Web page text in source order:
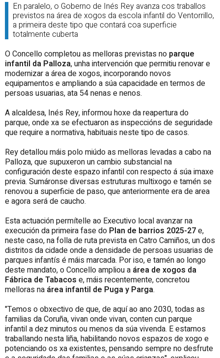
En paralelo, o Goberno de Inés Rey avanza cos traballos
previstos na área de xogos da escola infantil do Ventorrillo,
a primeira deste tipo que contará coa superficie
totalmente cuberta
O Concello completou as melloras previstas no parque
infantil da Palloza, unha intervención que permitiu renovar e
modernizar a área de xogos, incorporando novos
equipamentos e ampliando a súa capacidade en termos de
persoas usuarias, ata 54 nenas e nenos.
A alcaldesa, Inés Rey, informou hoxe da reapertura do
parque, onde xa se efectuaron as inspeccións de seguridade
que require a normativa, habituais neste tipo de casos.
Rey detallou máis polo miúdo as melloras levadas a cabo na
Palloza, que supuxeron un cambio substancial na
configuración deste espazo infantil con respecto á súa imaxe
previa. Sumáronse diversas estruturas multixogo e tamén se
renovou a superficie de paso, que anteriormente era de area
e agora será de caucho.
Esta actuación permítelle ao Executivo local avanzar na
execución da primeira fase do Plan de barrios 2025-27e,
neste caso, na folla de ruta prevista en Catro Camiños, un dos
distritos da cidade onde a densidade de persoas usuarias de
parques infantís é máis marcada. Por iso, e tamén ao longo
deste mandato, o Concello ampliou a área de xogos da
Fábrica de Tabacos e, máis recentemente, concretou
melloras na área infantil de Puga y Parga.
"Temos o obxectivo de que, de aquí ao ano 2030, todas as
familias da Coruña, vivan onde vivan, conten cun parque
infantil a dez minutos ou menos da súa vivenda. E estamos
traballando nesta liña, habilitando novos espazos de xogo e
potenciando os xa existentes, pensando sempre no desfrute